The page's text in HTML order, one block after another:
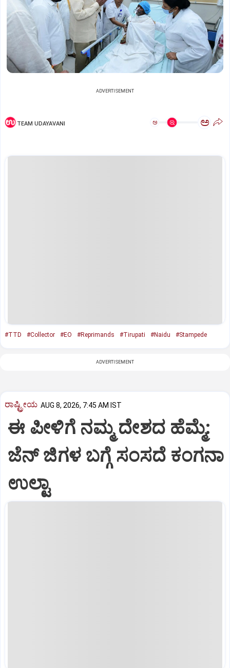
ADVERTISEMENT
TEAM UDAYAVANI ಅ ಅ
#TTD #Collector #EO #Reprimands #Tirupati #Naidu #Stampede
ADVERTISEMENT
ರಾಷ್ಟ್ರೀಯ AUG 8, 2026, 7:45 AM IST
ಈ ಪೀಳಿಗೆ ನಮ್ಮ ದೇಶದ ಹೆಮ್ಮೆ:
ಜೆನ್‌ ಜಿಗಳ ಬಗ್ಗೆ ಸಂಸದೆ ಕಂಗನಾ
ಉಲ್ಟಾ